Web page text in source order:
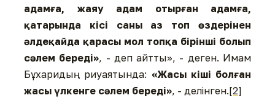
адамға, жаяу адам отырған адамға,
қатарында кісі саны аз топ өздерінен
әлдеқайда қарасы мол топқа бірінші болып
сәлем береді», - деп айтты», - деген. Имам
Бұхаридың риуаятында: «Жасы кіші болған
жасы үлкенге сәлем береді», - делінген.[2]